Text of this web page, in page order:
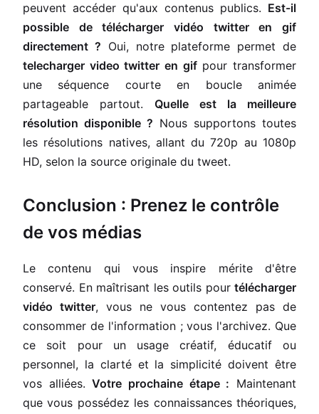
peuvent accéder qu'aux contenus publics. Est-il
possible de télécharger vidéo twitter en gif
directement ? Oui, notre plateforme permet de
telecharger video twitter en gifpour transformer
une séquence courte en boucle animée
partageable partout. Quelle est la meilleure
résolution disponible ? Nous supportons toutes
les résolutions natives, allant du 720p au 1080p
HD, selon la source originale du tweet.
Conclusion : Prenez le contrôle
de vos médias
Le contenu qui vous inspire mérite d'être
conservé. En maîtrisant les outils pour télécharger
vidéo twitter, vous ne vous contentez pas de
consommer de l'information ; vous l'archivez. Que
ce soit pour un usage créatif, éducatif ou
personnel, la clarté et la simplicité doivent être
vos alliées.Votre prochaine étape : Maintenant
que vous possédez les connaissances théoriques,